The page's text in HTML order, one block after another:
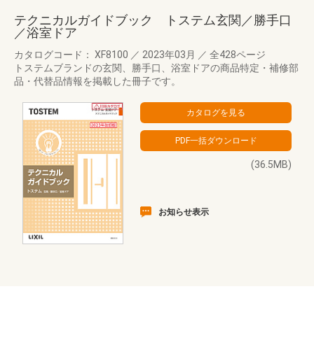
テクニカルガイドブック トステム玄関／勝手口
／浴室ドア
カタログコード： XF8100 ／ 2023年03月 ／ 全428ページ
トステムブランドの玄関、勝手口、浴室ドアの商品特定・補修部
品・代替品情報を掲載した冊子です。
(36.5MB)
お知らせ表示